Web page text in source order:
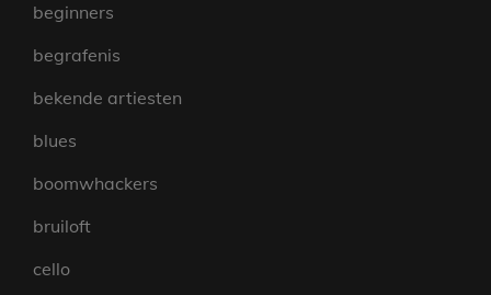
beginners
begrafenis
bekende artiesten
blues
boomwhackers
bruiloft
cello